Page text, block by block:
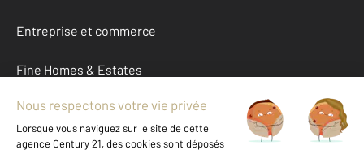
Entreprise et commerce
Fine Homes & Estates
À propos
International